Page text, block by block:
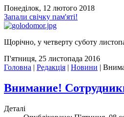
Понеділок, 12 лютого 2018
Запали свічку пам'яті!
Щорічно, у четверту суботу
П'ятниця, 25 листопада 2016
Головна | Редакція | Новини |
Внимание!
Деталі